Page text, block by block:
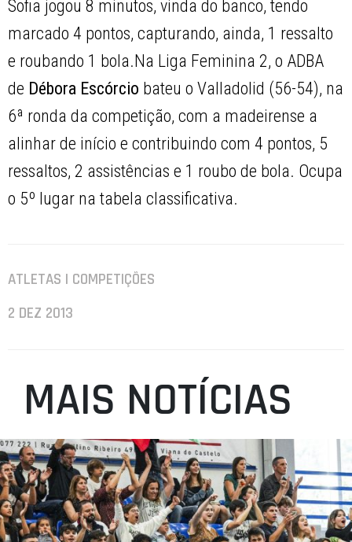
Sofia jogou 8 minutos, vinda do banco, tendo
marcado 4 pontos, capturando, ainda, 1 ressalto
e roubando 1 bola.Na Liga Feminina 2, o ADBA
de Débora Escórcio bateu o Valladolid (56-54), na
6ª ronda da competição, com a madeirense a
alinhar de início e contribuindo com 4 pontos, 5
ressaltos, 2 assistências e 1 roubo de bola. Ocupa
o 5º lugar na tabela classificativa.
ATLETAS | COMPETIÇÕES
2 DEZ 2013
MAIS NOTÍCIAS